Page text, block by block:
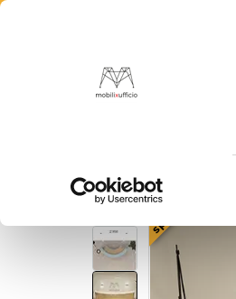
sped gratis